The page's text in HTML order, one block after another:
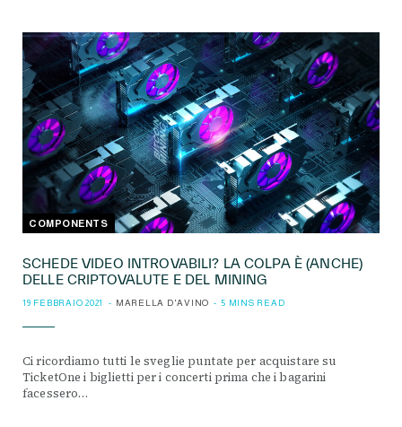
COMPONENTS
SCHEDE VIDEO INTROVABILI? LA COLPA È (ANCHE)
DELLE CRIPTOVALUTE E DEL MINING
19 FEBBRAIO 2021 MARELLA D'AVINO 5 MINS READ
Ci ricordiamo tutti le sveglie puntate per acquistare su
TicketOne i biglietti per i concerti prima che i bagarini
facessero…